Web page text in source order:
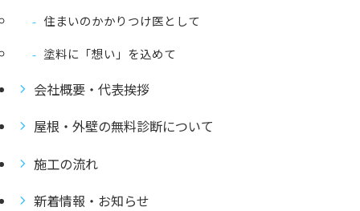
住まいのかかりつけ医として
塗料に「想い」を込めて
会社概要・代表挨拶
屋根・外壁の無料診断について
施工の流れ
新着情報・お知らせ